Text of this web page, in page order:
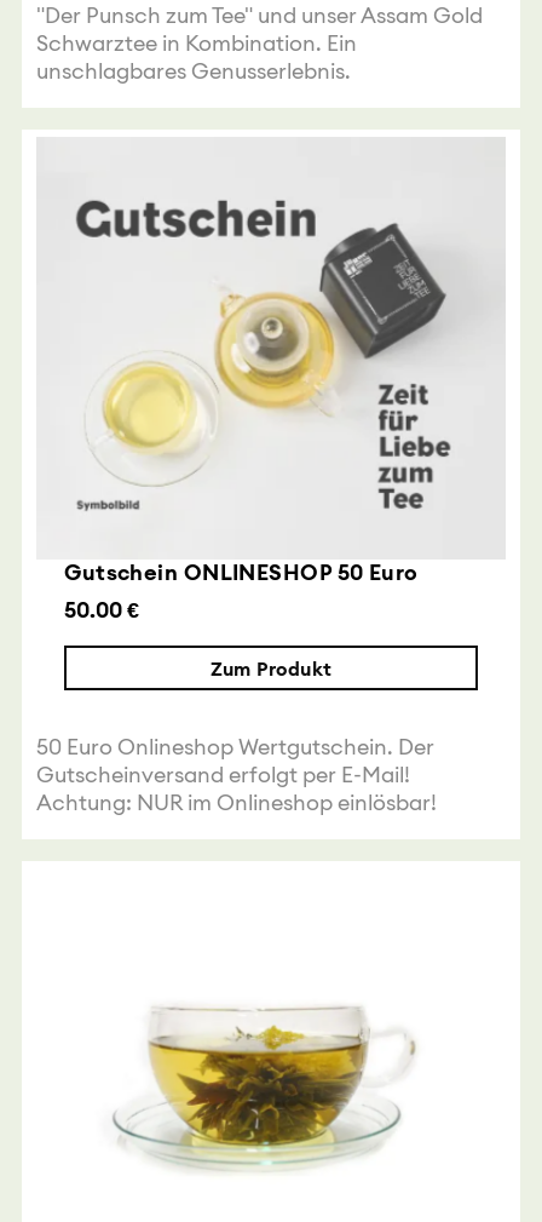
"Der Punsch zum Tee" und unser Assam Gold
Schwarztee in Kombination. Ein
unschlagbares Genusserlebnis.
Gutschein ONLINESHOP 50 Euro
50.00 €
Zum Produkt
50 Euro Onlineshop Wertgutschein. Der
Gutscheinversand erfolgt per E-Mail!
Achtung: NUR im Onlineshop einlösbar!